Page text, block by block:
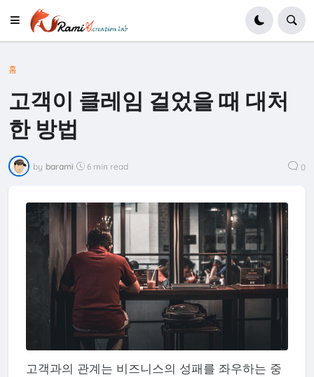
홈
고객이 클레임 걸었을 때 대처
한 방법
by barami 6 min read 0
고객과의 관계는 비즈니스의 성패를 좌우하는 중